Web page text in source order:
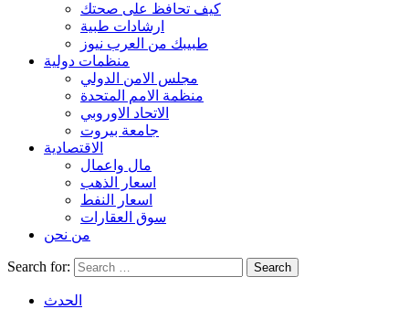
كيف تحافظ على صحتك
ارشادات طبية
طبيبك من العرب نيوز
منظمات دولية
مجلس الامن الدولي
منظمة الامم المتحدة
الاتحاد الاوروبي
جامعة بيروت
الاقتصادية
مال واعمال
اسعار الذهب
اسعار النفط
سوق العقارات
من نحن
Search for:
الحدث